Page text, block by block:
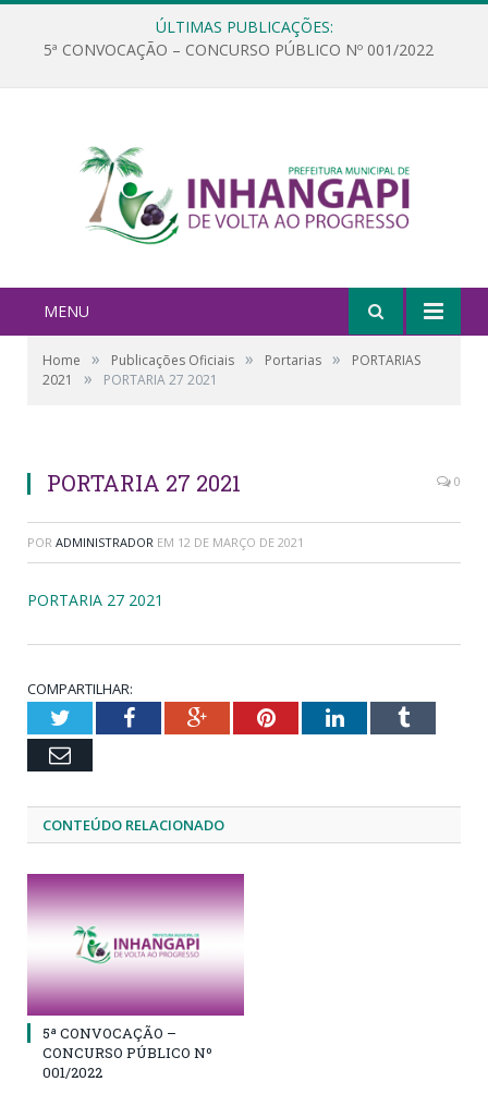
ÚLTIMAS PUBLICAÇÕES:
5ª CONVOCAÇÃO – CONCURSO PÚBLICO Nº 001/2022
MENU
Home » Publicações Oficiais » Portarias »
PORTARIAS
2021
» PORTARIA 27 2021
PORTARIA 27 2021 0
POR ADMINISTRADOR EM 12 DE MARÇO DE 2021
PORTARIA 27 2021
COMPARTILHAR:
TwitterFacebookGoogle+PinterestLinkedInTumblr
Email
CONTEÚDO RELACIONADO
5ª CONVOCAÇÃO –
CONCURSO PÚBLICO Nº
001/2022